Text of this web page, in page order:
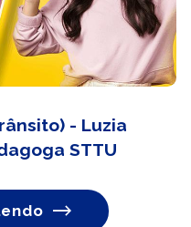
- Luzia
STTU